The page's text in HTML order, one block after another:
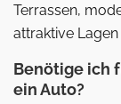
Terrassen,
attraktive
Benötige ich
ein Auto?